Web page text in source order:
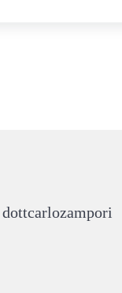
dottcarlozampori